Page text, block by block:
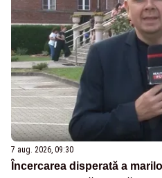
7 aug. 2026, 09:30
Încercarea disperată a